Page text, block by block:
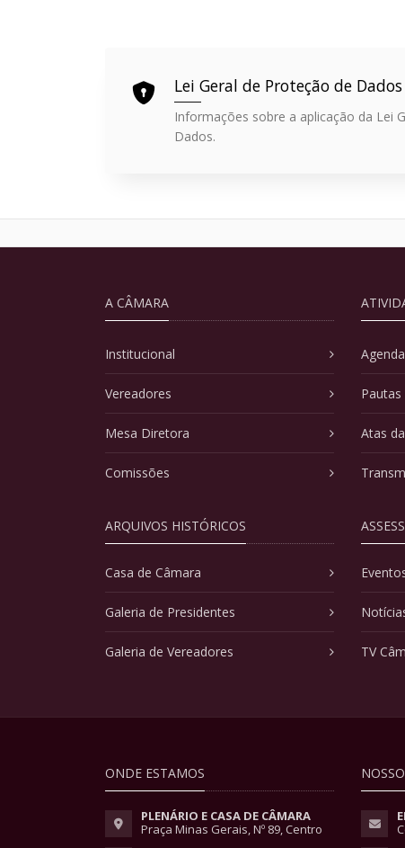
Lei Geral de Proteção de Dados
Informações sobre a aplicação da Lei
Dados.
A CÂMARA
Institucional
Vereadores
Mesa Diretora
Comissões
ARQUIVOS HISTÓRICOS
Casa de Câmara
Galeria de Presidentes
Galeria de Vereadores
Pautas
Atas
TV
ONDE ESTAMOS
PLENÁRIO E CASA DE CÂMARA
Praça Minas Gerais, Nº 89, Centro